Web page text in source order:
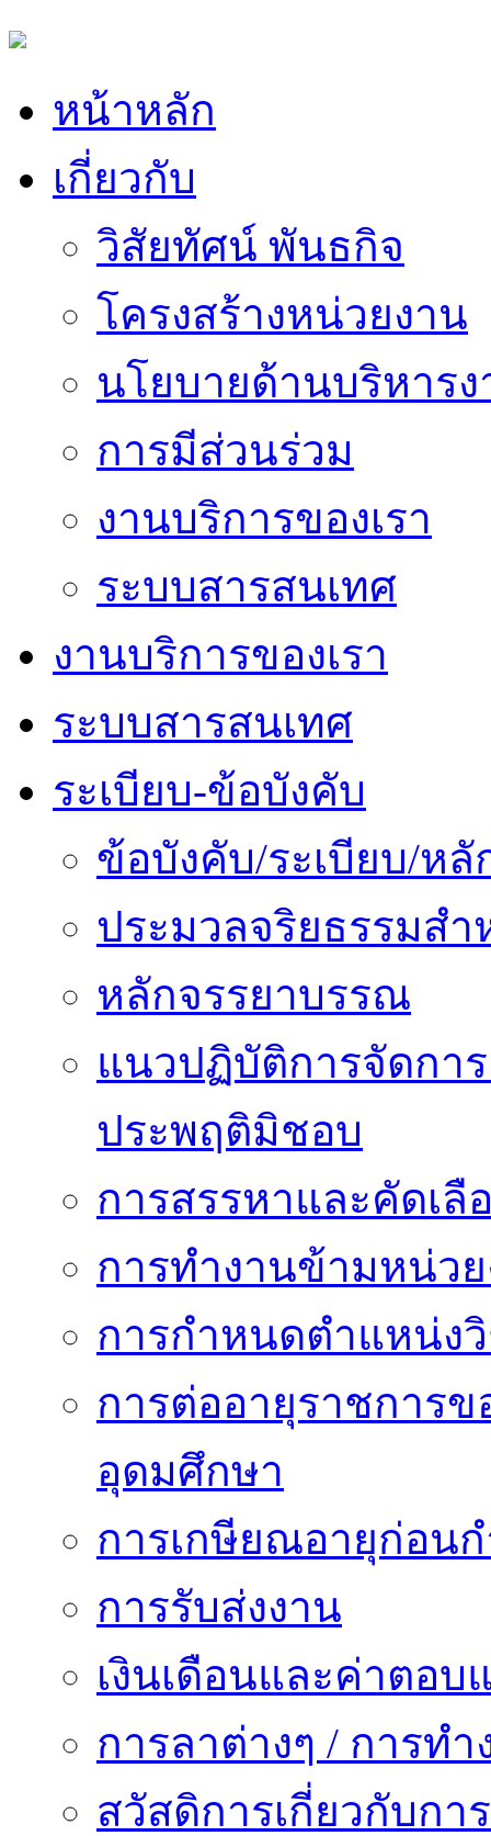
หน้าหลัก
เกี่ยวกับ
วิสัยทัศน์ พันธกิจ
โครงสร้างหน่วยงาน
นโยบายด้านบริหาร
การมีส่วนร่วม
งานบริการของเรา
ระบบสารสนเทศ
งานบริการของเรา
ระบบสารสนเทศ
ระเบียบ-ข้อบังคับ
ข้อบังคับ/ระเบียบ/ห
ประมวลจริยธรรมส
หลักจรรยาบรรณ
แนวปฏิบัติการจัดการ
ประพฤติมิชอบ
การสรรหาและคัดเลื
การทำงานข้ามหน่ว
การกำหนดตำแหน่ง
การต่ออายุราชการ
อุดมศึกษา
การเกษียณอายุก่อน
การรับส่งงาน
เงินเดือนและค่าตอบ
การลาต่างๆ / การทำ
สวัสดิการเกี่ยวกับกา